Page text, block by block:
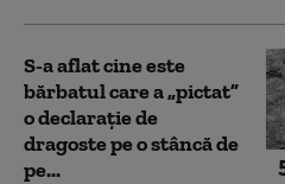
S-a aflat cine este
bărbatul care a „pictat”
o declarație de
dragoste pe o stâncă de
pe...